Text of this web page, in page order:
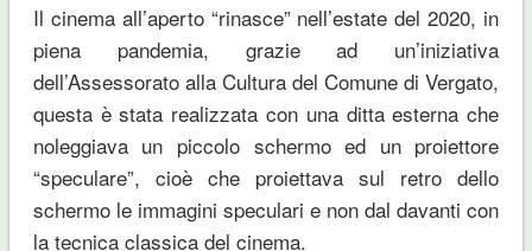
Il cinema all’aperto “rinasce” nell’estate del 2020, in
piena pandemia, grazie ad un’iniziativa
dell’Assessorato alla Cultura del Comune di Vergato,
questa è stata realizzata con una ditta esterna che
noleggiava un piccolo schermo ed un proiettore
“speculare”, cioè che proiettava sul retro dello
schermo le immagini speculari e non dal davanti con
la tecnica classica del cinema.